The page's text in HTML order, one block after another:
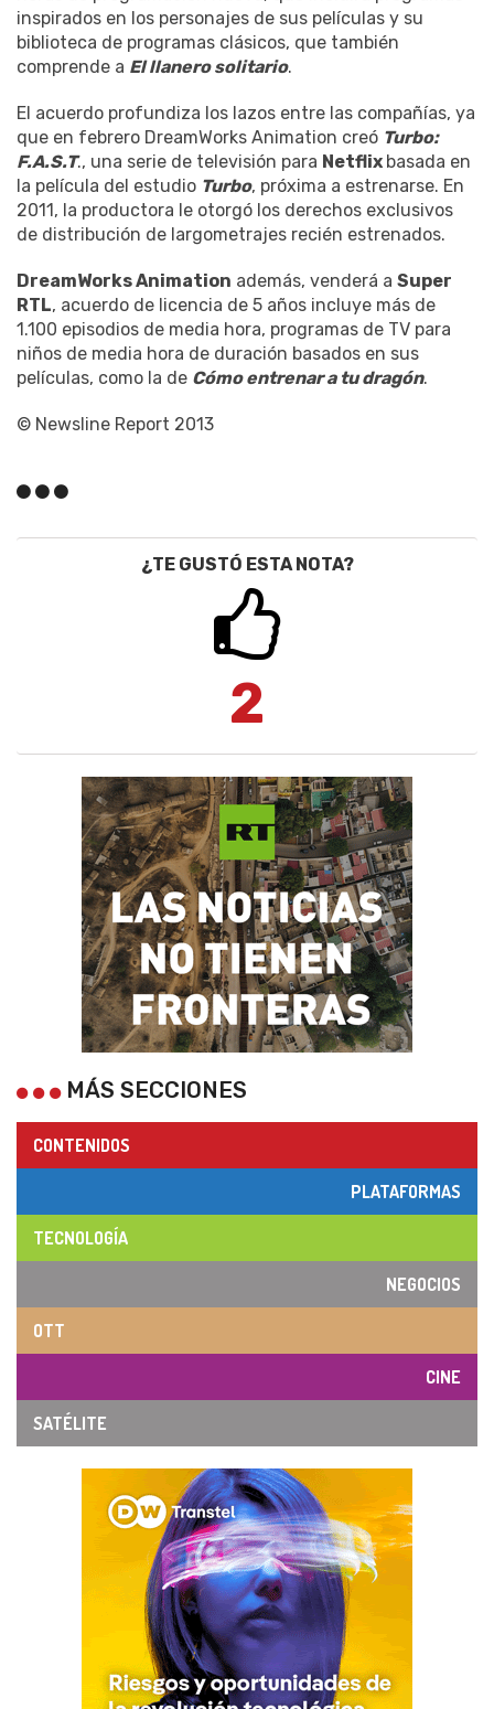
inspirados en los personajes de sus películas y su
biblioteca de programas clásicos, que también
comprende a El llanero solitario.
El acuerdo profundiza los lazos entre las compañías, ya
que en febrero DreamWorks Animation creó Turbo:
F.A.S.T., una serie de televisión para Netflix basada en
la película del estudio Turbo, próxima a estrenarse. En
2011, la productora le otorgó los derechos exclusivos
de distribución de largometrajes recién estrenados.
DreamWorks Animation además, venderá a Super
RTL, acuerdo de licencia de 5 años incluye más de
1.100 episodios de media hora, programas de TV para
niños de media hora de duración basados en sus
películas, como la de Cómo entrenar a tu dragón.
© Newsline Report 2013
¿TE GUSTÓ ESTA NOTA?
2
MÁS SECCIONES
CONTENIDOS
PLATAFORMAS
TECNOLOGÍA
NEGOCIOS
OTT
CINE
SATÉLITE